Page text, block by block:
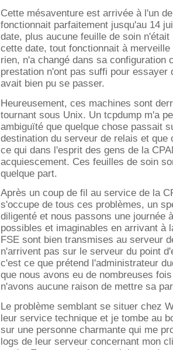
Cette mésaventure est arrivée à l'un
fonctionnait parfaitement jusqu'au 14
date, plus aucune feuille de soin
cette date, tout fonctionnait à
rien, n'a changé dans sa configuration
prestation n'ont pas suffi pour essayer
avait bien pu se passer.
Heureusement, ces machines sont
tournant sous Unix. Un tcpdump m'a
ambiguïté que quelque chose passait
destination du serveur de relais et que
ce qui dans l'esprit des gens de la
acquiescement. Ces feuilles de soin
quelque part.
Après un coup de fil au service de la
s'occupe de tous ces problèmes, un
diligenté et nous passons une journée
possibles et imaginables en arrivant à
FSE sont bien transmises au serveur
n'arrivent pas sur le serveur du point
c'est ce que prétend l'administrateur
que nous avons eu de nombreuses
n'avons aucune raison de mettre sa
Le problème semblant se situer chez
leur service technique et je tombe au
sur une personne charmante qui me
logs de leur serveur concernant mon